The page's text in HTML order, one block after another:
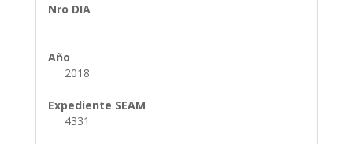
Nro DIA
Año
2018
Expediente SEAM
4331